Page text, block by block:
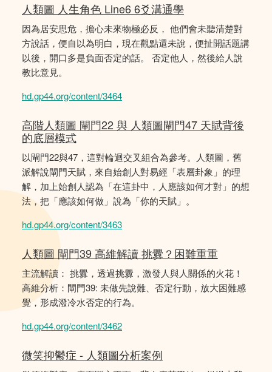
人類圖 人生角色 Line6 6爻溝通學
因為居安思危，擔心未來物極必反， 他們會未聽清楚對
方說話，便自以為明白，現在觀點還未說，便扯開話題講
以後，開口多是負面否定的話。 否定他人，然後給人說
教比意見。
hd.gp44.org/content/3464
高階人類圖 閘門22 與 人類圖閘門47 天賦背後
的底層模式
以閘門22與47，這對輪迴交叉組合為參考。人類圖，舊
派解說閘門天賦，來自始創人對易經「表層卦象」的理
解，加上始創人認為「在這卦中，人應該如何才對」的想
法，把「應該如何做」說為「你的天賦」。
hd.gp44.org/content/3463
人類圖 閘門39 高維解讀 挑釁？困難重重
主流解讀： 挑釁，透過挑釁，激發人與人關係的火花！
高維分析：閘門39: 未做先說難、否定行動，放大困難感
覺，形成潑冷水否定的行為。
hd.gp44.org/content/3462
微笑抑鬱症 - 人類圖分析案例